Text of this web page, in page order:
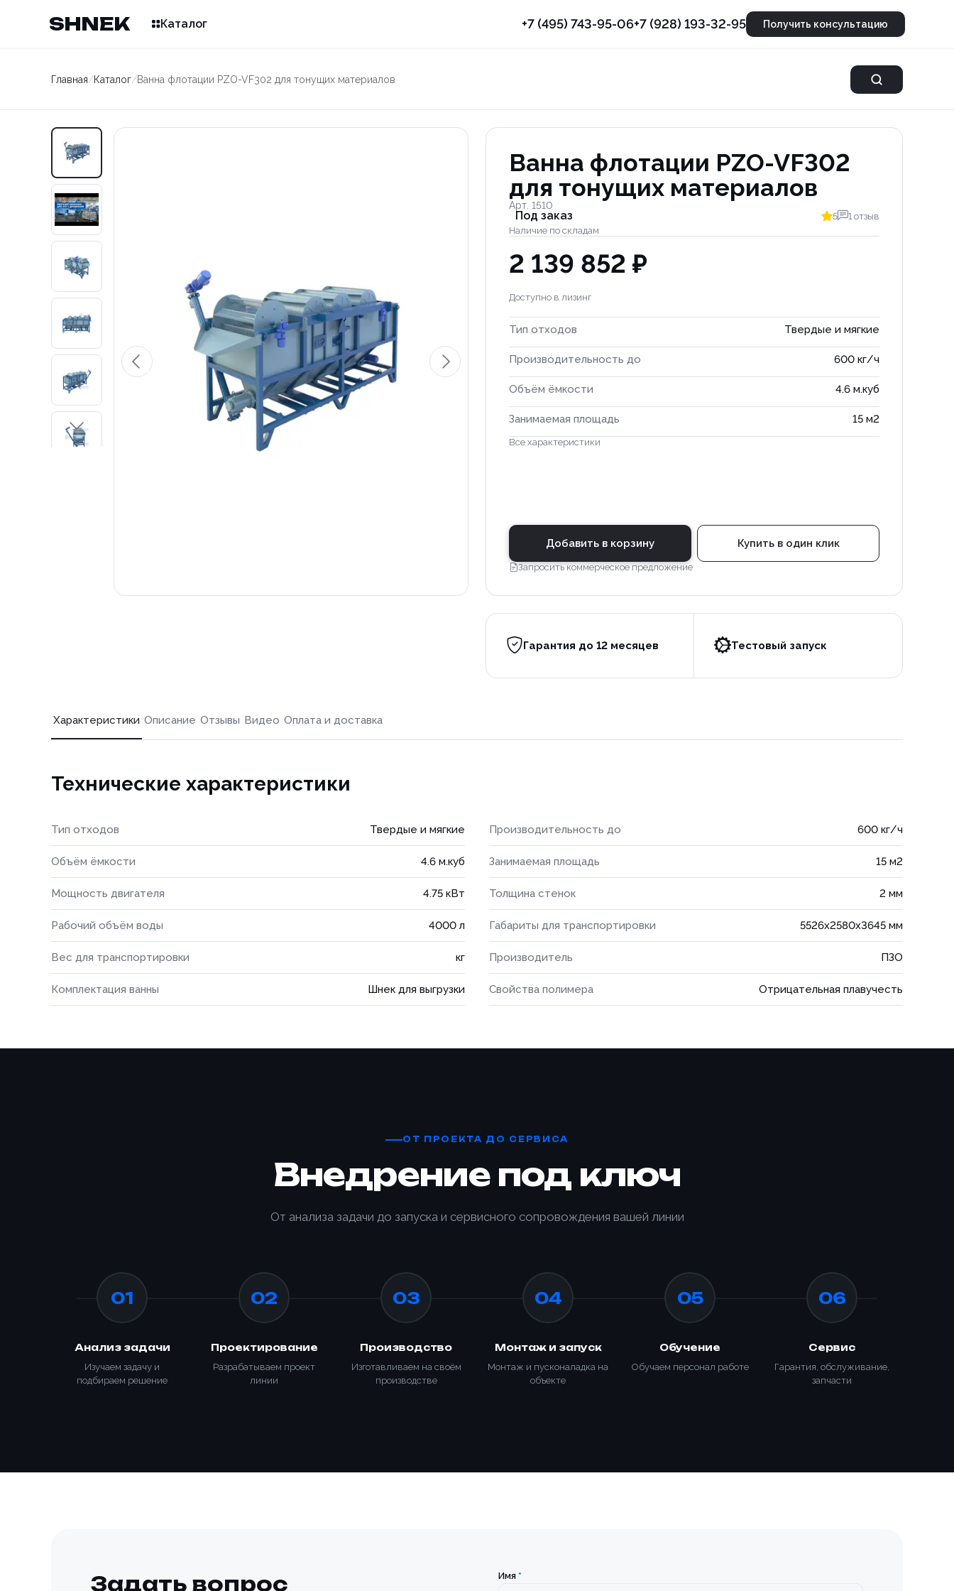
SHNEK Каталог +7 (495) 743-95-06+7 (928) 193-32-95 Получить консультацию
Главная/Каталог/Ванна флотации PZO-VF302 для тонущих материалов
Ванна флотации PZO-VF302
для тонущих материалов
Арт. 1510
Под заказ
Наличие по складам
5 1 отзыв
2 139 852 ₽
Доступно в лизинг
Тип отходов Твердые и мягкие
Производительность до 600 кг/ч
Объём ёмкости 4.6 м.куб
Занимаемая площадь 15 м2
Все характеристики
Добавить в корзину Купить в один клик
Запросить коммерческое предложение
Гарантия до 12 месяцев Тестовый запуск
Характеристики Описание Отзывы Видео Оплата и доставка
Технические характеристики
Тип отходов Твердые и мягкие Производительность до 600 кг/ч
Объём ёмкости 4.6 м.куб Занимаемая площадь 15 м2
Мощность двигателя 4.75 кВт Толщина стенок 2 мм
Рабочий объём воды 4000 л Габариты для транспортировки 5526x2580x3645 мм
Вес для транспортировки кг Производитель ПЗО
Комплектация ванны Шнек для выгрузки Свойства полимера Отрицательная плавучесть
ОТ ПРОЕКТА ДО СЕРВИСА
Внедрение под ключ
От анализа задачи до запуска и сервисного сопровождения вашей линии
01
Анализ задачи
Изучаем задачу и
подбираем решение
02
Проектирование
Разрабатываем проект
линии
03
Производство
Изготавливаем на своём
производстве
04
Монтаж и запуск
Монтаж и пусконаладка на
объекте
05
Обучение
Обучаем персонал работе
06
Сервис
Гарантия, обслуживание,
запчасти
Задать вопрос Имя *
Товар
Способ оплаты